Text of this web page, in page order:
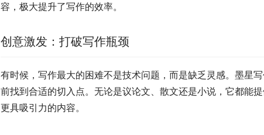
容，极大提升了写作的效率。
创意激发：打破写作瓶颈
有时候，写作最大的困难不是技术问题，而是缺乏灵感。墨星
前找到合适的切入点。无论是议论文、散文还是小说，它都能
更具吸引力的内容。